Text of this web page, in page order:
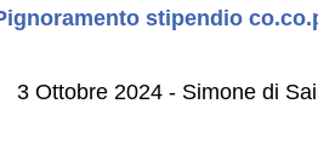
stipendio
3 Ottobre 2024 - Simone di